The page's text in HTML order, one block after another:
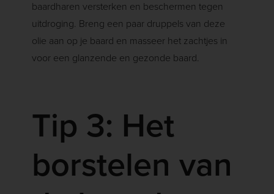
baardharen versterken en beschermen tegen
uitdroging. Breng een paar druppels van deze
olie aan op je baard en masseer het zachtjes in
voor een glanzende en gezonde baard.
Tip 3: Het
borstelen van